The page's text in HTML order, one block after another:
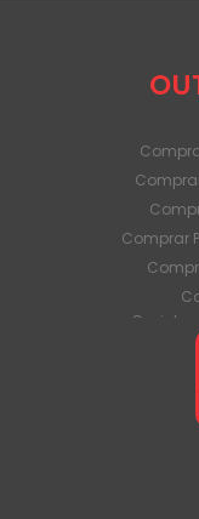
Comprar
Coxinha
Coxinha
Croissant